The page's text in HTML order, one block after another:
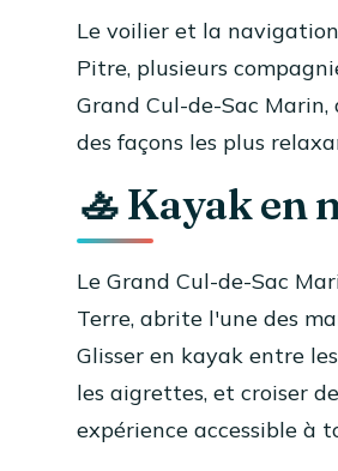
Le voilier et la
Pitre, plusieurs
Grand Cul-de-Sac
des façons les plus
🚣 Kayak en
Le Grand Cul-de-Sac
Terre, abrite l'une des
Glisser en kayak entre
les aigrettes, et croiser
expérience accessible à